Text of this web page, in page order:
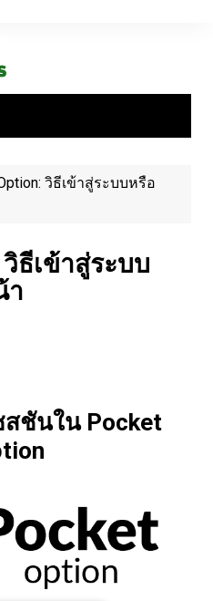
วิธีเข้าสู่ระบบหรือ
ธีเข้าสู่ระบบ
า
สชันใน Pocket